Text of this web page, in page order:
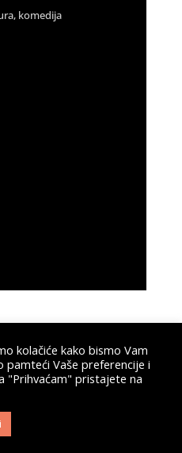
komedija
kolačiće kako bismo Vam
pamteći Vaše preferencije i
"Prihvaćam" pristajete na